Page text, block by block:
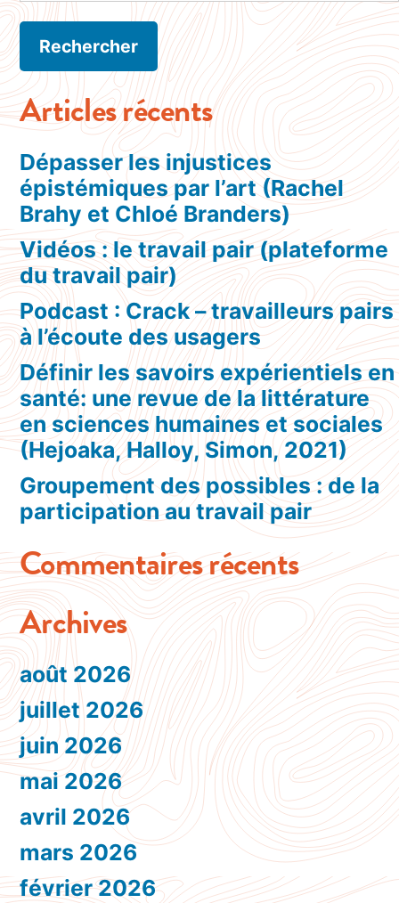
Articles récents
Dépasser les injustices
épistémiques par l’art (Rachel
Brahy et Chloé Branders)
Vidéos : le travail pair (plateforme
du travail pair)
Podcast : Crack – travailleurs pairs
à l’écoute des usagers
Définir les savoirs expérientiels en
santé: une revue de la littérature
en sciences humaines et sociales
(Hejoaka, Halloy, Simon, 2021)
Groupement des possibles : de la
participation au travail pair
Commentaires récents
Archives
août 2026
juillet 2026
juin 2026
mai 2026
avril 2026
mars 2026
février 2026